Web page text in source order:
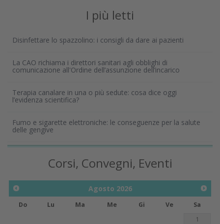
I più letti
Disinfettare lo spazzolino: i consigli da dare ai pazienti
La CAO richiama i direttori sanitari agli obblighi di
comunicazione all'Ordine dell’assunzione dell’incarico
Terapia canalare in una o più sedute: cosa dice oggi
l’evidenza scientifica?
Fumo e sigarette elettroniche: le conseguenze per la salute
delle gengive
Corsi, Convegni, Eventi
Agosto 2026
Do Lu Ma Me Gi Ve
Sa
1